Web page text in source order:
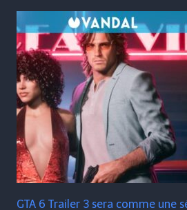
GTA 6 Trailer 3 sera comme une